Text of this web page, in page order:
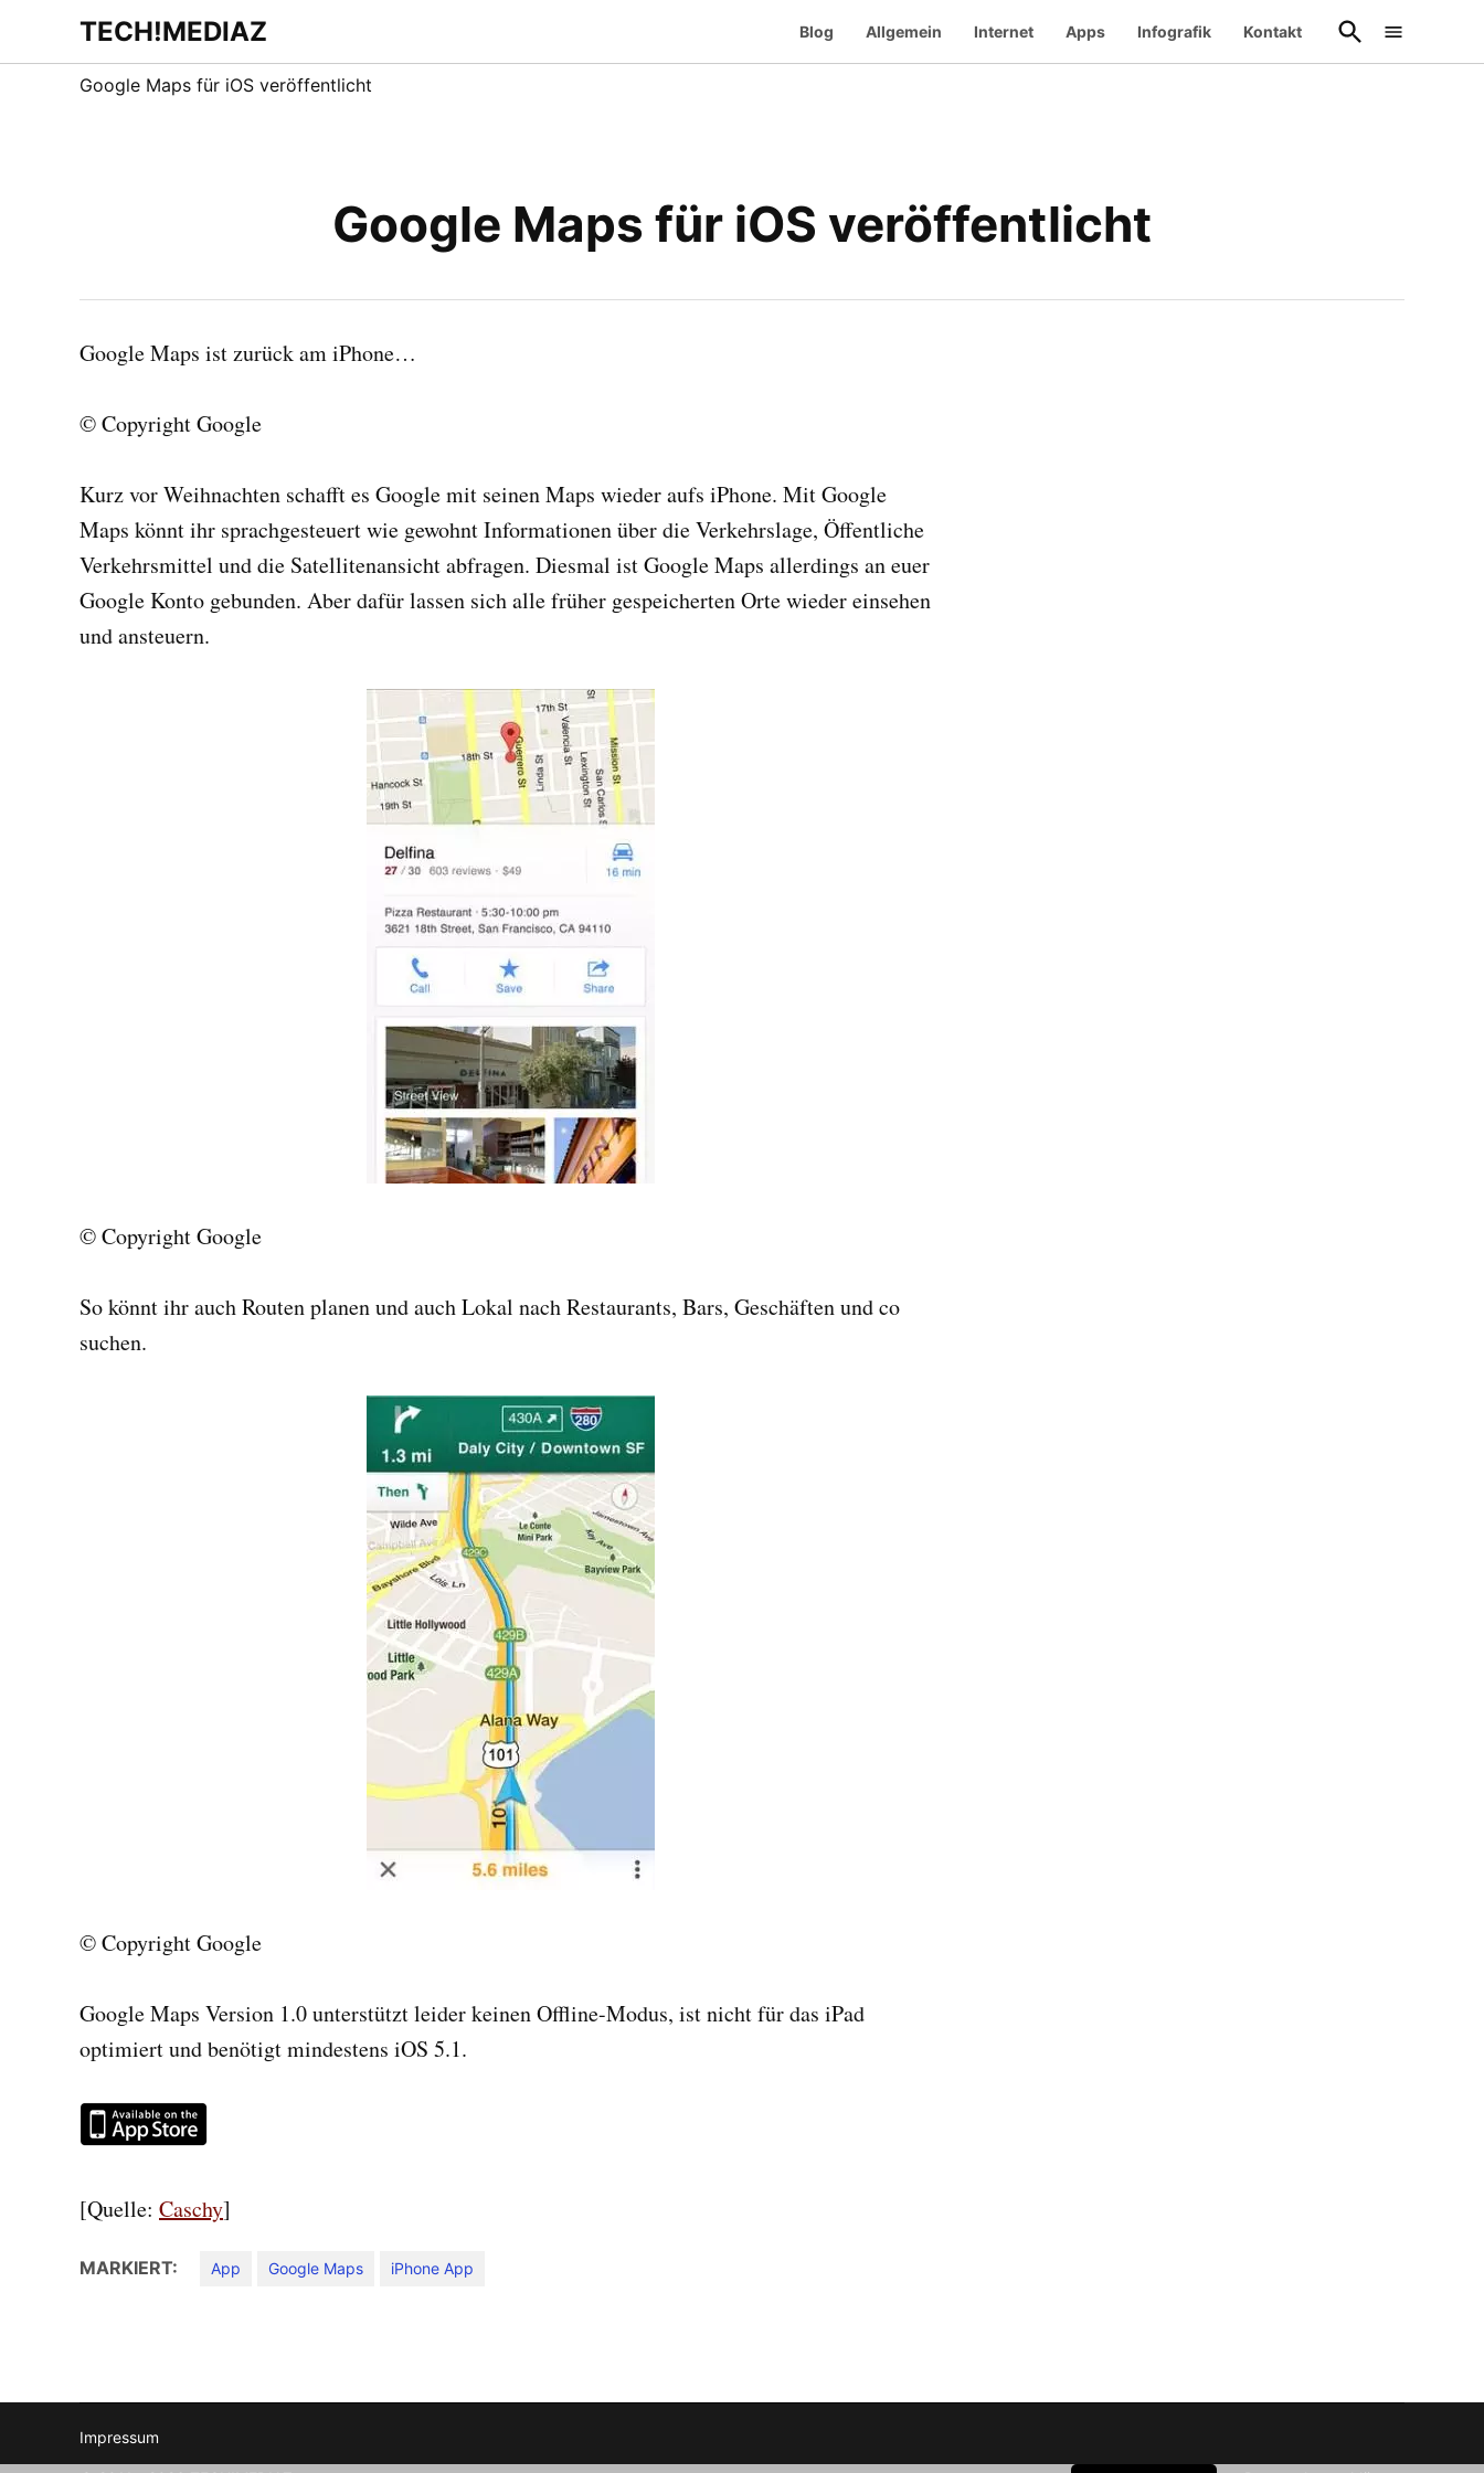
TECH!MEDIAZ
Dein Internet &
Technologie
Blog
Blog Allgemein Internet Apps Infografik Kontakt
Suche
öffnen
Google Maps für iOS veröffentlicht
Google Maps für iOS veröffentlicht
Google Maps ist zurück am iPhone…
© Copyright Google
Kurz vor Weihnachten schafft es Google mit seinen Maps wieder aufs iPhone. Mit Google
Maps könnt ihr sprachgesteuert wie gewohnt Informationen über die Verkehrslage, Öffentliche
Verkehrsmittel und die Satellitenansicht abfragen. Diesmal ist Google Maps allerdings an euer
Google Konto gebunden. Aber dafür lassen sich alle früher gespeicherten Orte wieder einsehen
und ansteuern.
© Copyright Google
So könnt ihr auch Routen planen und auch Lokal nach Restaurants, Bars, Geschäften und co
suchen.
© Copyright Google
Google Maps Version 1.0 unterstützt leider keinen Offline-Modus, ist nicht für das iPad
optimiert und benötigt mindestens iOS 5.1.
[Quelle: Caschy]
MARKIERT: App Google Maps iPhone App
Impressum